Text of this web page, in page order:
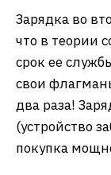
Зарядка во
что в теории
срок ее
свои
два раза!
(устройство
покупка